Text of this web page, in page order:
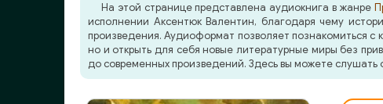
На этой странице представлена аудиокнига в жанре
исполнении Аксентюк Валентин, благодаря чему
произведения. Аудиоформат позволяет познакомиться с
но и открыть для себя новые литературные миры без
до современных произведений. Здесь вы можете